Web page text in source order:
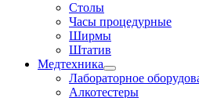
Столы
Часы процедурные
Ширмы
Штатив
Медтехника
Лабораторное
Алкотестеры